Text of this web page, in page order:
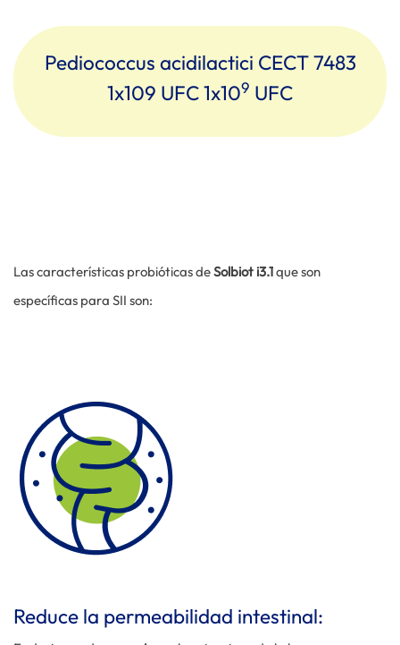
Pediococcus acidilactici CECT 7483
1x109 UFC 1x109 UFC
Las características probióticas deSolbiot i3.1que son
específicas para SII son:
Reduce la permeabilidad intestinal: